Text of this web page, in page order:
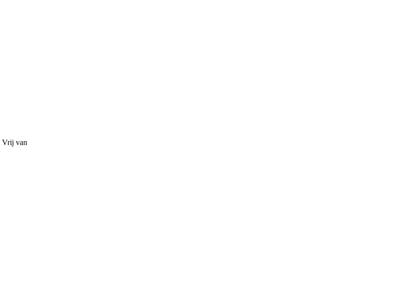
Vrij van